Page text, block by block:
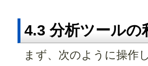
4.3 分析ツールの
まず、次のように操作